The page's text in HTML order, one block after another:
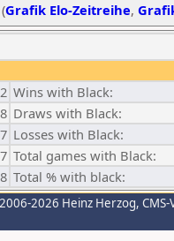
Grafik Elo-Zeitreihe,
Wins with Black:
Draws with Black:
7 Losses with Black:
Total games with Black:
Total % with black:
2026 Heinz Herzog,